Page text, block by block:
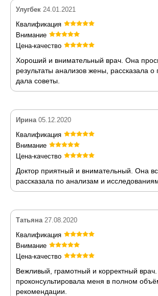
Улугбек 24.01.2021
Квалификация
Внимание
Цена-качество
Хороший и внимательный врач. Она
результаты анализов жены, рассказала
дала советы.
Ирина 05.12.2020
Квалификация
Внимание
Цена-качество
Доктор приятный и внимательный. Она
рассказала по анализам и
Татьяна 27.08.2020
Квалификация
Внимание
Цена-качество
Вежливый, грамотный и корректный
проконсультировала меня в полном
рекомендации.